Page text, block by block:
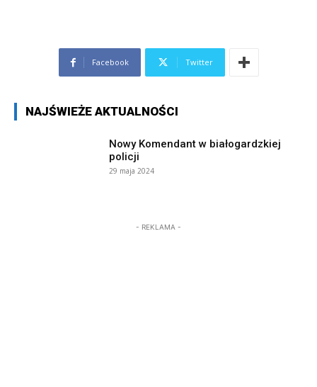
Facebook Twitter
NAJŚWIEŻE AKTUALNOŚCI
Nowy Komendant w białogardzkiej
policji
29 maja 2024
- REKLAMA -